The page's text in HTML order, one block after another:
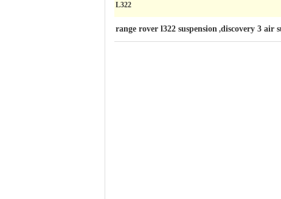
L322
discovery 3 air
,
range rover l322 suspension